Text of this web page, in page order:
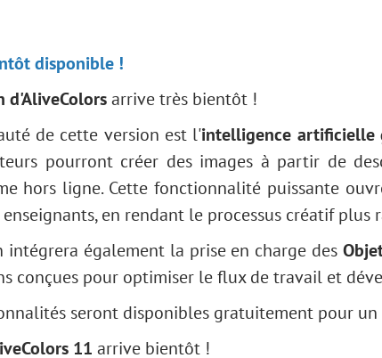
disponible !
d'AliveColorsarrive très bientôt !
de cette version est l'intelligence artificielle
pourront créer des images à partir de
hors ligne. Cette fonctionnalité puissante
en rendant le processus créatif
intégrera également la prise en charge des
conçues pour optimiser le flux de travail et
seront disponibles gratuitement pour
11 arrive bientôt !